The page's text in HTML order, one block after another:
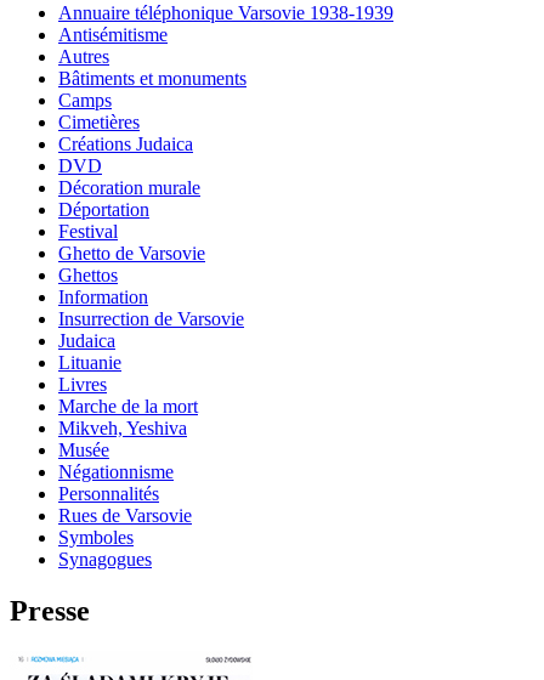
Annuaire téléphonique Varsovie 1938-1939
Antisémitisme
Autres
Bâtiments et monuments
Camps
Cimetières
Créations Judaica
DVD
Décoration murale
Déportation
Festival
Ghetto de Varsovie
Ghettos
Information
Insurrection de Varsovie
Judaica
Lituanie
Livres
Marche de la mort
Mikveh, Yeshiva
Musée
Négationnisme
Personnalités
Rues de Varsovie
Symboles
Synagogues
Presse